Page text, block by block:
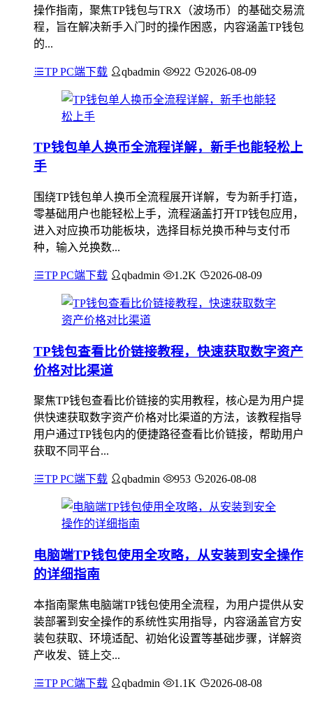
操作指南，聚焦TP钱包与TRX（波场币）的基础交易流
程，旨在解决新手入门时的操作困惑，内容涵盖TP钱包
的...
TP PC端下载 qbadmin 922 2026-08-09
TP钱包单人换币全流程详解，新手也能轻松上
手
围绕TP钱包单人换币全流程展开详解，专为新手打造，
零基础用户也能轻松上手，流程涵盖打开TP钱包应用，
进入对应换币功能板块，选择目标兑换币种与支付币
种，输入兑换数...
TP PC端下载 qbadmin 1.2K 2026-08-09
TP钱包查看比价链接教程，快速获取数字资产
价格对比渠道
聚焦TP钱包查看比价链接的实用教程，核心是为用户提
供快速获取数字资产价格对比渠道的方法，该教程指导
用户通过TP钱包内的便捷路径查看比价链接，帮助用户
获取不同平台...
TP PC端下载 qbadmin 953 2026-08-08
电脑端TP钱包使用全攻略，从安装到安全操作
的详细指南
本指南聚焦电脑端TP钱包使用全流程，为用户提供从安
装部署到安全操作的系统性实用指导，内容涵盖官方安
装包获取、环境适配、初始化设置等基础步骤，详解资
产收发、链上交...
TP PC端下载 qbadmin 1.1K 2026-08-08